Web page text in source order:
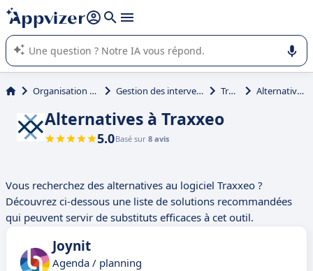
répondre (plusieurs lignes avec
L'IA de Appvizer vous guide dans l'utilisation ou la sélection de
logiciel SaaS en entreprise.
Organisation et planification Gestion des interventions et tournées Traxxeo Alternatives à Traxxeo
Alternatives à Traxxeo
5.0Basé sur 8 avis
Vous recherchez des alternatives au logiciel Traxxeo ?
Découvrez ci-dessous une liste de solutions recommandées
qui peuvent servir de substituts efficaces à cet outil.
Joynit
Agenda / planning